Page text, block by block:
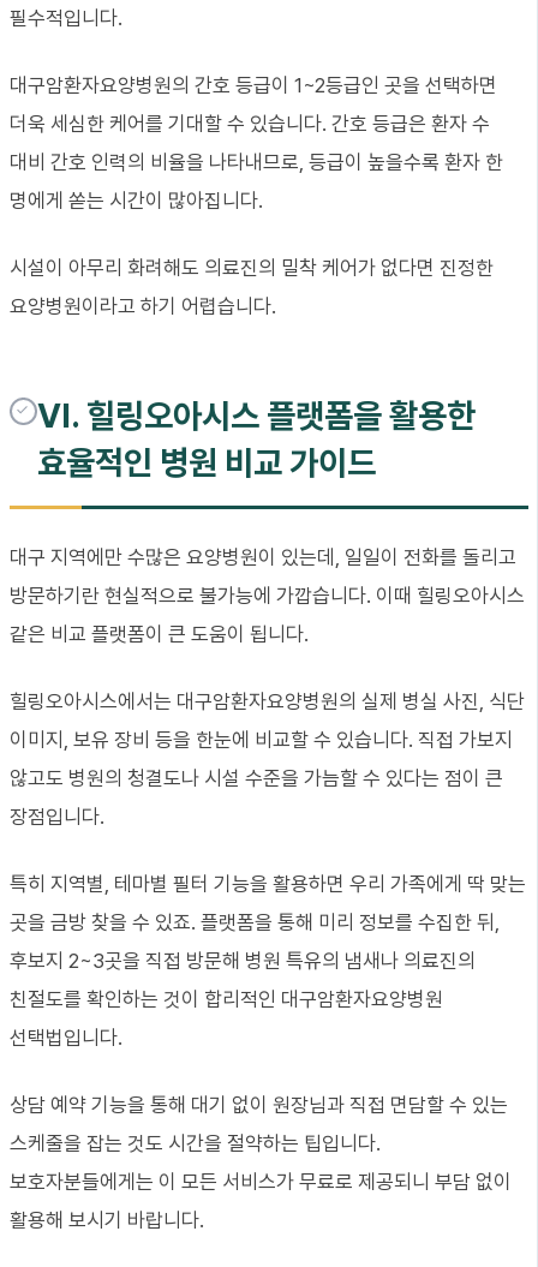
필수적입니다.
대구암환자요양병원의 간호 등급이 1~2등급인 곳을 선택하면
더욱 세심한 케어를 기대할 수 있습니다. 간호 등급은 환자 수
대비 간호 인력의 비율을 나타내므로, 등급이 높을수록 환자 한
명에게 쏟는 시간이 많아집니다.
시설이 아무리 화려해도 의료진의 밀착 케어가 없다면 진정한
요양병원이라고 하기 어렵습니다.
VI. 힐링오아시스 플랫폼을 활용한
효율적인 병원 비교 가이드
대구 지역에만 수많은 요양병원이 있는데, 일일이 전화를 돌리고
방문하기란 현실적으로 불가능에 가깝습니다. 이때 힐링오아시스
같은 비교 플랫폼이 큰 도움이 됩니다.
힐링오아시스에서는 대구암환자요양병원의 실제 병실 사진, 식단
이미지, 보유 장비 등을 한눈에 비교할 수 있습니다. 직접 가보지
않고도 병원의 청결도나 시설 수준을 가늠할 수 있다는 점이 큰
장점입니다.
특히 지역별, 테마별 필터 기능을 활용하면 우리 가족에게 딱 맞는
곳을 금방 찾을 수 있죠. 플랫폼을 통해 미리 정보를 수집한 뒤,
후보지 2~3곳을 직접 방문해 병원 특유의 냄새나 의료진의
친절도를 확인하는 것이 합리적인 대구암환자요양병원
선택법입니다.
상담 예약 기능을 통해 대기 없이 원장님과 직접 면담할 수 있는
스케줄을 잡는 것도 시간을 절약하는 팁입니다.
보호자분들에게는 이 모든 서비스가 무료로 제공되니 부담 없이
활용해 보시기 바랍니다.